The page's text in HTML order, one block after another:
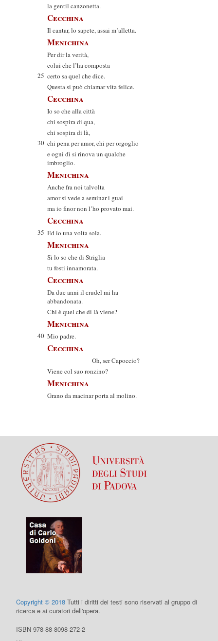
la gentil canzonetta.
Cecchina
Il cantar, lo sapete, assai m’alletta.
Menichina
Per dir la verità,
colui che l’ha composta
25 certo sa quel che dice.
Questa si può chiamar vita felice.
Cecchina
Io so che alla città
chi sospira di qua,
chi sospira di là,
30 chi pena per amor, chi per orgoglio
e ogni dì si rinova un qualche
imbroglio.
Menichina
Anche fra noi talvolta
amor si vede a seminar i guai
ma io finor non l’ho provato mai.
Cecchina
35 Ed io una volta sola.
Menichina
Sì lo so che di Striglia
tu fosti innamorata.
Cecchina
Da due anni il crudel mi ha
abbandonata.
Chi è quel che di là viene?
Menichina
40 Mio padre.
Cecchina
Oh, ser Capoccio?
Viene col suo ronzino?
Menichina
Grano da macinar porta al molino.
Copyright © 2018 Tutti i diritti dei testi sono riservati al gruppo di
ricerca e ai curatori dell'opera.
ISBN 978-88-8098-272-2